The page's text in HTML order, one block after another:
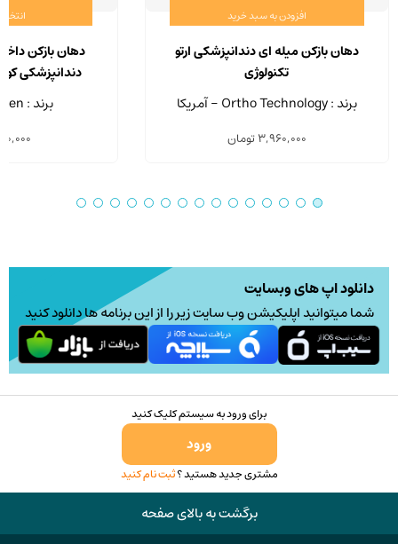
افزودن به سبد خرید
دهان بازکن میله ای دندانپزشکی ارتو
تکنولوژی
برند : Ortho Technology - آمریکا
3,960,000تومان
دهان بازکن
دندانپزشکی
برند : Cotisen - چین
دانلود اپ های وبسایت
شما میتوانید اپلیکیشن وب سایت زیر را از این برنامه ها دانلود کنید
برای ورود به سیستم کلیک کنید
ورود
مشتری جدید هستید ؟ثبت نام کنید
برگشت به بالای صفحه